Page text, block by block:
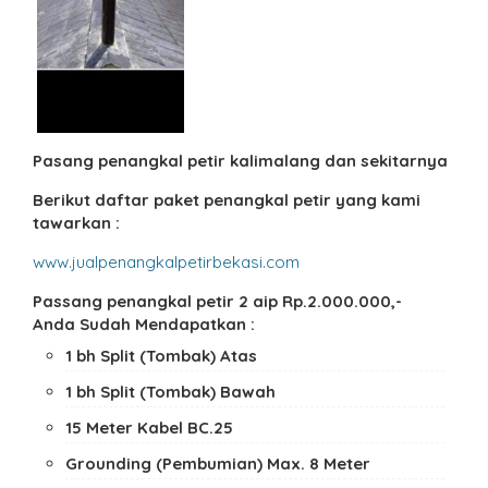
Pasang penangkal petir kalimalang dan sekitarnya
Berikut daftar paket penangkal petir yang kami
tawarkan :
www.jualpenangkalpetirbekasi.com
Passang penangkal petir 2 aip Rp.2.000.000,-
Anda Sudah Mendapatkan :
1 bh Split (Tombak) Atas
1 bh Split (Tombak) Bawah
15 Meter Kabel BC.25
Grounding (Pembumian) Max. 8 Meter